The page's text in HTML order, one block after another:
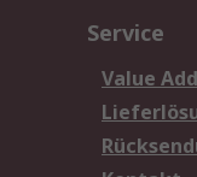
Service
Value